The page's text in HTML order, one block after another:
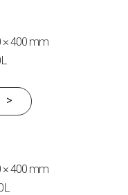
× 400 mm
>
× 400 mm